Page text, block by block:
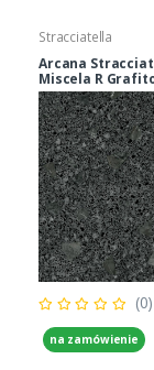
Stracciatella
Arcana
Miscela R
(0)
na zamówienie